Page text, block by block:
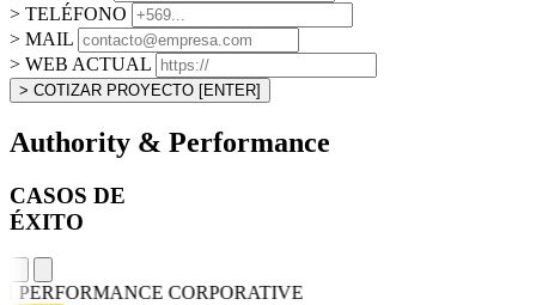
> TELÉFONO
> MAIL
> WEB ACTUAL
> COTIZAR PROYECTO [ENTER]
Authority & Performance
CASOS DE
ÉXITO
PERFORMANCECORPORATIVE